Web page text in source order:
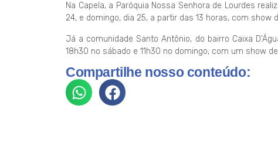
Na Capela, a Paróquia Nossa Senhora de Lourdes
24, e domingo, dia 25, a partir das 13 horas, com show
Já a comunidade Santo Antônio, do bairro Caixa
18h30 no sábado e 11h30 no domingo, com um show
Compartilhe nosso conteúdo: